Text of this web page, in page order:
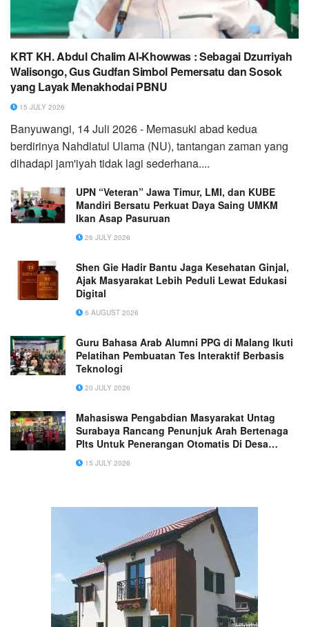
KRT KH. Abdul Chalim Al-Khowwas : Sebagai Dzurriyah
Walisongo, Gus Gudfan Simbol Pemersatu dan Sosok
yang Layak Menakhodai PBNU
15 JULY 2026
Banyuwangi, 14 Juli 2026 - Memasuki abad kedua
berdirinya Nahdlatul Ulama (NU), tantangan zaman yang
dihadapi jam'iyah tidak lagi sederhana....
UPN “Veteran” Jawa Timur, LMI, dan KUBE
Mandiri Bersatu Perkuat Daya Saing UMKM
Ikan Asap Pasuruan
26 JULY 2026
Shen Gie Hadir Bantu Jaga Kesehatan Ginjal,
Ajak Masyarakat Lebih Peduli Lewat Edukasi
Digital
6 AUGUST 2026
Guru Bahasa Arab Alumni PPG di Malang Ikuti
Pelatihan Pembuatan Tes Interaktif Berbasis
Teknologi
20 JULY 2026
Mahasiswa Pengabdian Masyarakat Untag
Surabaya Rancang Penunjuk Arah Bertenaga
Plts Untuk Penerangan Otomatis Di Desa
Asempapak, Kecamatan Sidayu, Kabupaten
Gresik
15 JULY 2026